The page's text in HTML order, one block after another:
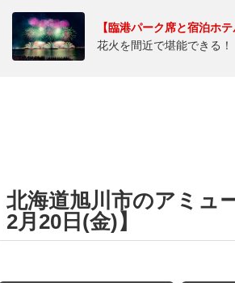
【臨港パーク席と宿泊ホ
花火を間近で堪能できる
北海道旭川市のアミュ
2月20日(金)】